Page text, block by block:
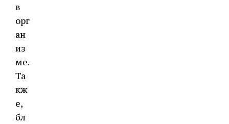
в
орг
ан
из
ме.
Та
кж
е,
бл